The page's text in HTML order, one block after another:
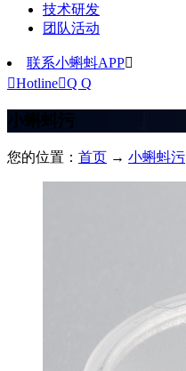
技术研发
团队活动
联系小蝌蚪APP
HotlineQ Q
小蝌蚪污
您的位置： 首页 → 小蝌蚪污